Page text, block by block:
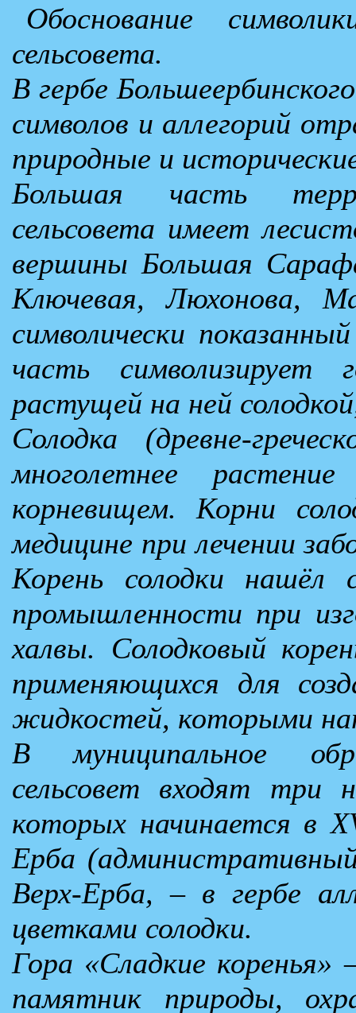
Обоснование
сельсовета.
В гербе
символов и аллегорий
природные и
Большая часть
сельсовета имеет
вершины Большая
Ключевая, Люхонова,
символически
часть символизирует
растущей на ней
Солодка (древне-
многолетнее
корневищем. Корни
медицине при лечении
Корень солодки нашёл
промышленности при
халвы. Солодковый
применяющихся для
жидкостей, которыми
В муниципальное
сельсовет входят три
которых начинается в
Ерба
Верх-Ерба, – в гербе
цветками солодки.
Гора «Сладкие
памятник природы,